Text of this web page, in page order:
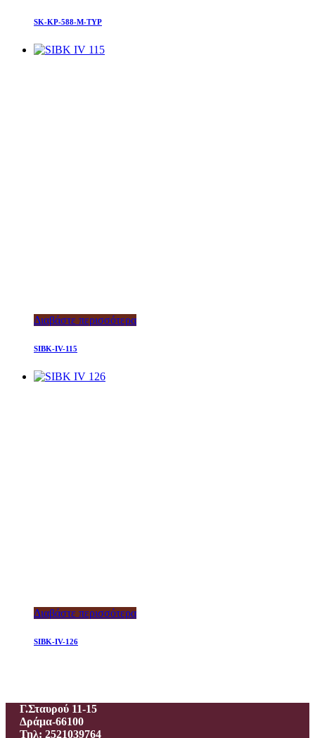
SK-KP-588-M-TYP
Διαβάστε περισσότερα
SIBK-IV-115
Διαβάστε περισσότερα
SIBK-IV-126
Γ.Σταυρού 11-15
Δράμα-66100
Τηλ: 2521039764